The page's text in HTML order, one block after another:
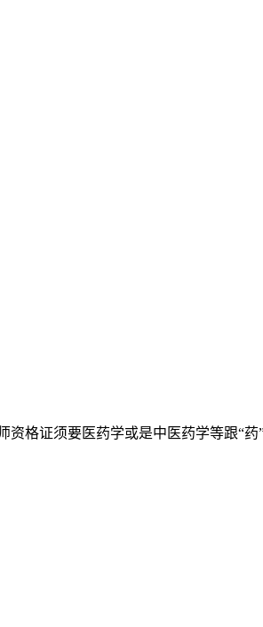
格证须要医药学或是中医药学等跟“